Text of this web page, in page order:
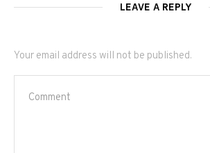
LEAVE A REPLY
Your email address will not be published.